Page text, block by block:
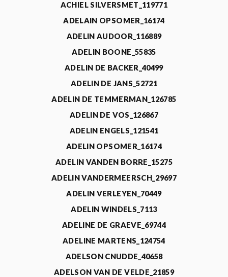
ACHIEL SILVERSMET_119771
ADELAIN OPSOMER_16174
ADELIN AUDOOR_116889
ADELIN BOONE_55835
ADELIN DE BACKER_40499
ADELIN DE JANS_52721
ADELIN DE TEMMERMAN_126785
ADELIN DE VOS_126867
ADELIN ENGELS_121541
ADELIN OPSOMER_16174
ADELIN VANDEN BORRE_15275
ADELIN VANDERMEERSCH_29697
ADELIN VERLEYEN_70449
ADELIN WINDELS_7113
ADELINE DE GRAEVE_69744
ADELINE MARTENS_124754
ADELSON CNUDDE_40658
ADELSON VAN DE VELDE_21859